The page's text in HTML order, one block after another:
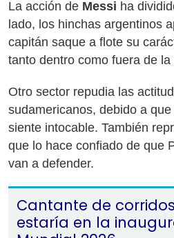
La acción de Messi ha
lado, los hinchas argentinos
capitán saque a flote su
tanto dentro como fuera de la
Otro sector repudia las
sudamericanos, debido a
siente intocable. También
que lo hace confiado de que
van a defender.
Cantante de
estaría en la